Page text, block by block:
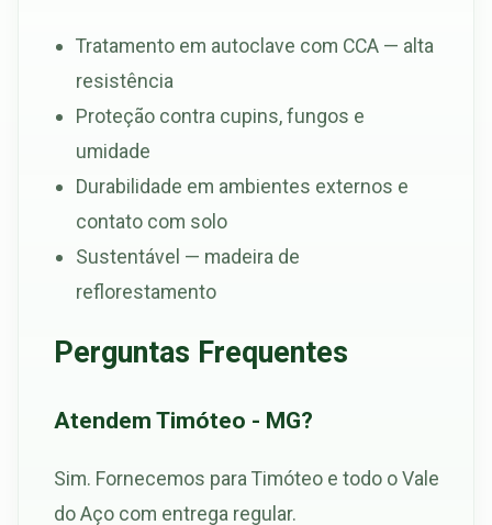
Tratamento em autoclave com CCA — alta
resistência
Proteção contra cupins, fungos e
umidade
Durabilidade em ambientes externos e
contato com solo
Sustentável — madeira de
reflorestamento
Perguntas Frequentes
Atendem Timóteo - MG?
Sim. Fornecemos para Timóteo e todo o Vale
do Aço com entrega regular.